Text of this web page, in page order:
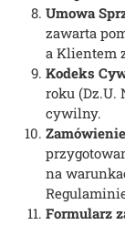
Umowa
zawarta
a Klientem
Kodeks
roku (Dz.U.
cywilny.
Zamówienie
na
Formularz